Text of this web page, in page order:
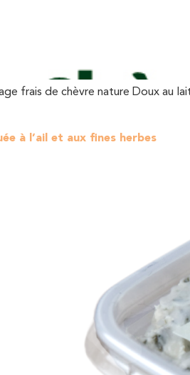
frais de chèvre nature Doux au
à l’ail et aux fines herbes